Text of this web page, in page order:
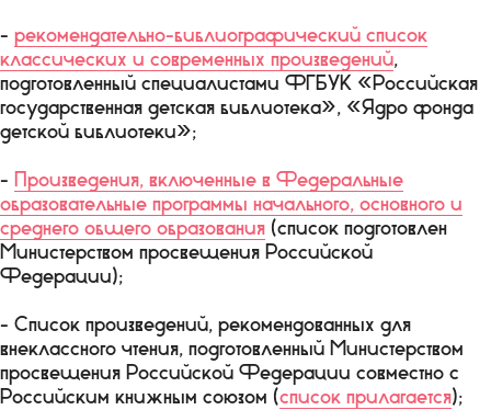
- рекомендательно-библиографический список
классических и современных произведений,
подготовленный специалистами ФГБУК «Российская
государственная детская библиотека», «Ядро фонда
детской библиотеки»;
- Произведения, включенные в Федеральные
образовательные программы начального, основного и
среднего общего образования (список подготовлен
Министерством просвещения Российской
Федерации);
- Список произведений, рекомендованных для
внеклассного чтения, подготовленный Министерством
просвещения Российской Федерации совместно с
Российским книжным союзом (список прилагается);